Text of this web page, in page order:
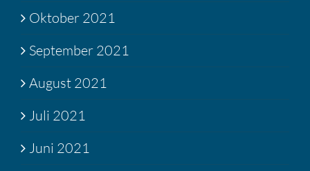
Oktober 2021
September 2021
August 2021
Juli 2021
Juni 2021